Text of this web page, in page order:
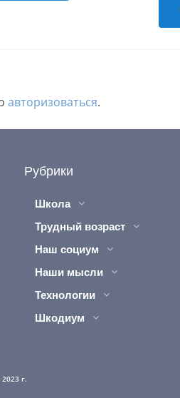
авторизоваться.
Рубрики
Школа
Трудный возраст
Наш социум
Наши мысли
Технологии
Шкодиум
г.